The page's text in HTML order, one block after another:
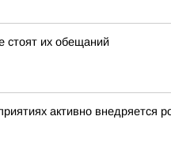
стоят их обещаний
активно внедряется